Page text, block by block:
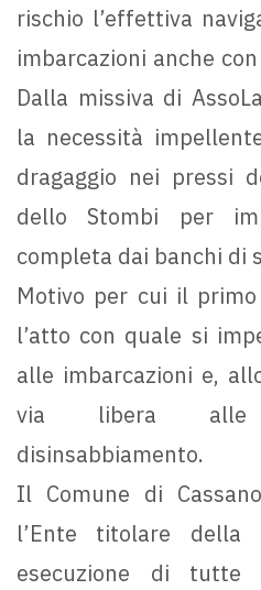
rischio l’effettiva
imbarcazioni anche
Dalla missiva di
la necessità
dragaggio nei pressi
dello Stombi per
completa dai banchi di
Motivo per cui il
l’atto con quale si
alle imbarcazioni e,
via libera alle
disinsabbiamento.
Il Comune di
l’Ente titolare della
esecuzione di